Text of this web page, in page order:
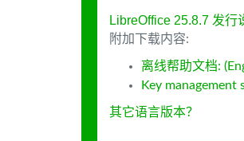
LibreOffice 25.8.7 发行
附加下载内容:
离线帮助文档:
Key management
其它语言版本？